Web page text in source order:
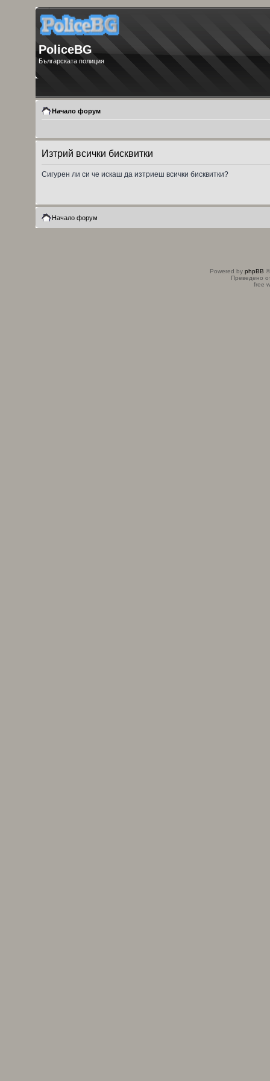
PoliceBG
Българската полиция
Начало форум
Изтрий всички бисквитки
Сигурен ли си че искаш да изтриеш всички бисквитки?
Начало форум
Powered by phpBB
Преведено
free